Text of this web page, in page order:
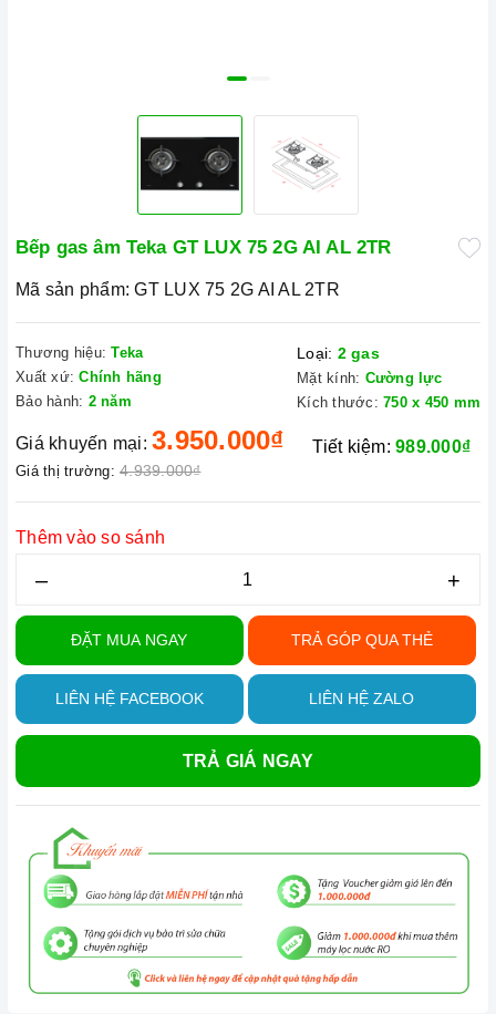
Bếp gas âm Teka GT LUX 75 2G AI AL 2TR
Mã sản phẩm: GT LUX 75 2G AI AL 2TR
Thương hiệu: Teka
Xuất xứ: Chính hãng
Bảo hành: 2 năm
Loại: 2 gas
Mặt kính: Cường lực
Kích thước: 750 x 450 mm
Giá khuyến mại: 3.950.000₫
Giá thị trường: 4.939.000₫
Tiết kiệm:989.000₫
Thêm vào so sánh
– +
ĐẶT MUA NGAY TRẢ GÓP QUA THẺ
LIÊN HỆ FACEBOOK LIÊN HỆ ZALO
TRẢ GIÁ NGAY